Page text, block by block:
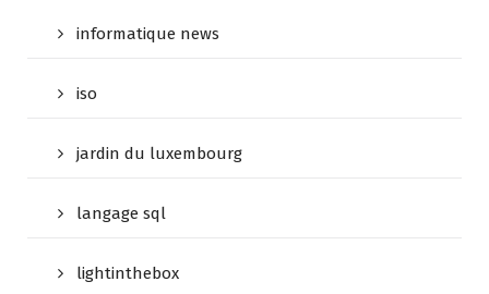
informatique news
iso
jardin du luxembourg
langage sql
lightinthebox